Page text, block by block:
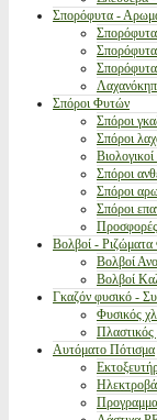
Σπορόφυτα -
Σπορόφυτα
Σπόροι Φυτών
Σπόροι
Σπόροι
Σπόροι
Σπόροι
Σπόροι
Βολβοί -
Βολβοί
Βολβοί
Γκαζόν φυσικό -
Φυσικός
Πλαστικός
Αυτόματο Πότισμα